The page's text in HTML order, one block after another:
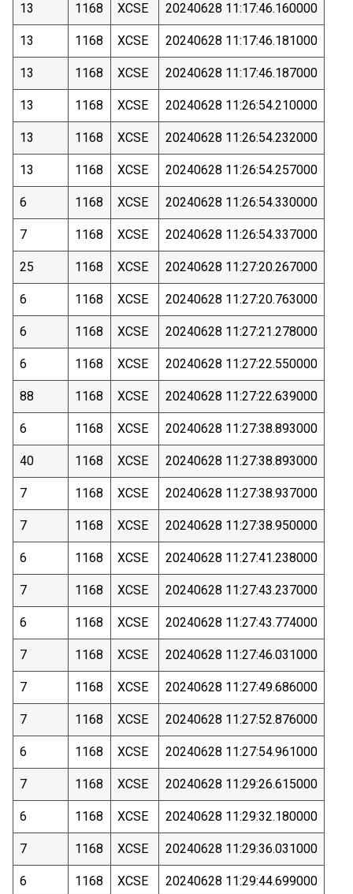
13 1168 XCSE 20240628 11:17:46.160000
13 1168 XCSE 20240628 11:17:46.181000
13 1168 XCSE 20240628 11:17:46.187000
13 1168 XCSE 20240628 11:26:54.210000
13 1168 XCSE 20240628 11:26:54.232000
13 1168 XCSE 20240628 11:26:54.257000
6 1168 XCSE 20240628 11:26:54.330000
7 1168 XCSE 20240628 11:26:54.337000
25 1168 XCSE 20240628 11:27:20.267000
6 1168 XCSE 20240628 11:27:20.763000
6 1168 XCSE 20240628 11:27:21.278000
6 1168 XCSE 20240628 11:27:22.550000
88 1168 XCSE 20240628 11:27:22.639000
6 1168 XCSE 20240628 11:27:38.893000
40 1168 XCSE 20240628 11:27:38.893000
7 1168 XCSE 20240628 11:27:38.937000
7 1168 XCSE 20240628 11:27:38.950000
6 1168 XCSE 20240628 11:27:41.238000
7 1168 XCSE 20240628 11:27:43.237000
6 1168 XCSE 20240628 11:27:43.774000
7 1168 XCSE 20240628 11:27:46.031000
7 1168 XCSE 20240628 11:27:49.686000
7 1168 XCSE 20240628 11:27:52.876000
6 1168 XCSE 20240628 11:27:54.961000
7 1168 XCSE 20240628 11:29:26.615000
6 1168 XCSE 20240628 11:29:32.180000
7 1168 XCSE 20240628 11:29:36.031000
6 1168 XCSE 20240628 11:29:44.699000